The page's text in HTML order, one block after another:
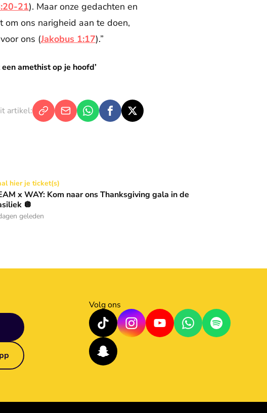
21). Maar onze gedachten en
ons narigheid aan te doen,
ons (Jakobus 1:17).”
amethist op je hoofd’
je hoofd’
artikel:
naar ons Thanksgiving gala in de Basiliek 🪩
hier je ticket(s)
x WAY: Kom naar ons Thanksgiving gala in de
🪩
geleden
Volg ons